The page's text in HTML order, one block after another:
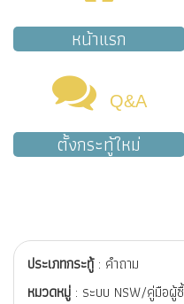
หน้าแรก
Q&A
ตั้งกระทู้ใหม่
ประเภทกระทู้ : คำถาม
หมวดหมู่ : ระบบ NSW/คู่มือ